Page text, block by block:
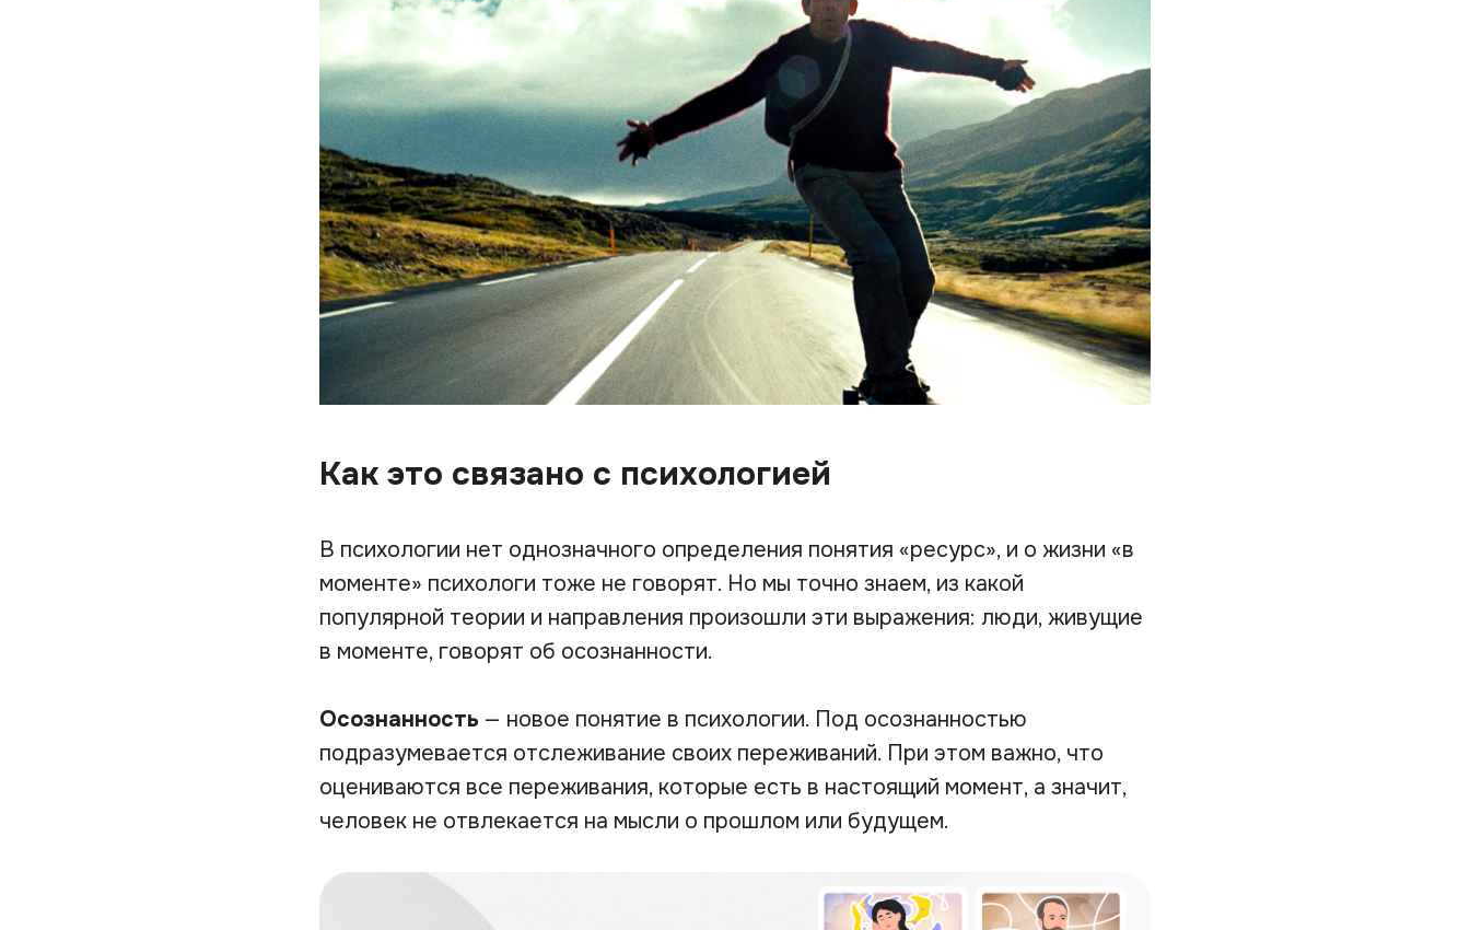
Как это связано с психологией
В психологии нет однозначного определения понятия «ресурс», и о жизни «в
моменте» психологи тоже не говорят. Но мы точно знаем, из какой
популярной теории и направления произошли эти выражения: люди, живущие
в моменте, говорят об осознанности.
Осознанность — новое понятие в психологии. Под осознанностью
подразумевается отслеживание своих переживаний. При этом важно, что
оцениваются все переживания, которые есть в настоящий момент, а значит,
человек не отвлекается на мысли о прошлом или будущем.